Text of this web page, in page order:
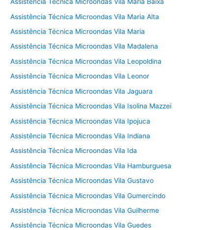
Assistência Técnica Microondas Vila Maria Baixa
Assistência Técnica Microondas Vila Maria Alta
Assistência Técnica Microondas Vila Maria
Assistência Técnica Microondas Vila Madalena
Assistência Técnica Microondas Vila Leopoldina
Assistência Técnica Microondas Vila Leonor
Assistência Técnica Microondas Vila Jaguara
Assistência Técnica Microondas Vila Isolina Mazzei
Assistência Técnica Microondas Vila Ipojuca
Assistência Técnica Microondas Vila Indiana
Assistência Técnica Microondas Vila Ida
Assistência Técnica Microondas Vila Hamburguesa
Assistência Técnica Microondas Vila Gustavo
Assistência Técnica Microondas Vila Gumercindo
Assistência Técnica Microondas Vila Guilherme
Assistência Técnica Microondas Vila Guedes